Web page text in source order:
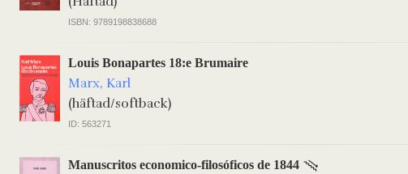
ISBN: 9789198838688
Louis Bonapartes 18:e Brumaire
Marx, Karl
(häftad/softback)
ID: 563271
Manuscritos economico-filosóficos de 1844